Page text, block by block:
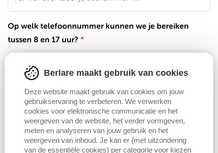
Op welk telefoonnummer kunnen we je bereiken
tussen 8 en 17 uur?
E-mailadres
Berlare maakt gebruik van cookies
Deze website maakt gebruik van cookies om jouw
gebruikservaring te verbeteren. We verwerken
cookies voor elektronische communicatie en het
weergeven van de website, het verder vormgeven,
meten en analyseren van jouw gebruik en het
weergeven van inhoud. Je kan er (met uitzondering
van de essentiële cookies) per categorie voor kiezen